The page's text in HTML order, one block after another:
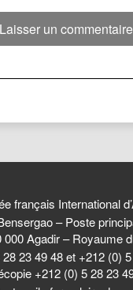
français International
– Poste
000 Agadir – Royaume
23 49 48 et +212 (0)
+212 (0) 5 28 23